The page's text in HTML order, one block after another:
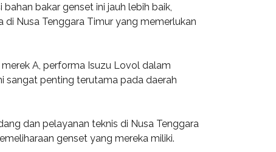
bakar genset ini jauh lebih baik,
Nusa Tenggara Timur yang memerlukan
A, performa Isuzu Lovol dalam
sangat penting terutama pada daerah
dan pelayanan teknis di Nusa Tenggara
genset yang mereka miliki.